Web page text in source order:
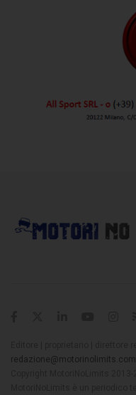
redazione@motorinolimits.com